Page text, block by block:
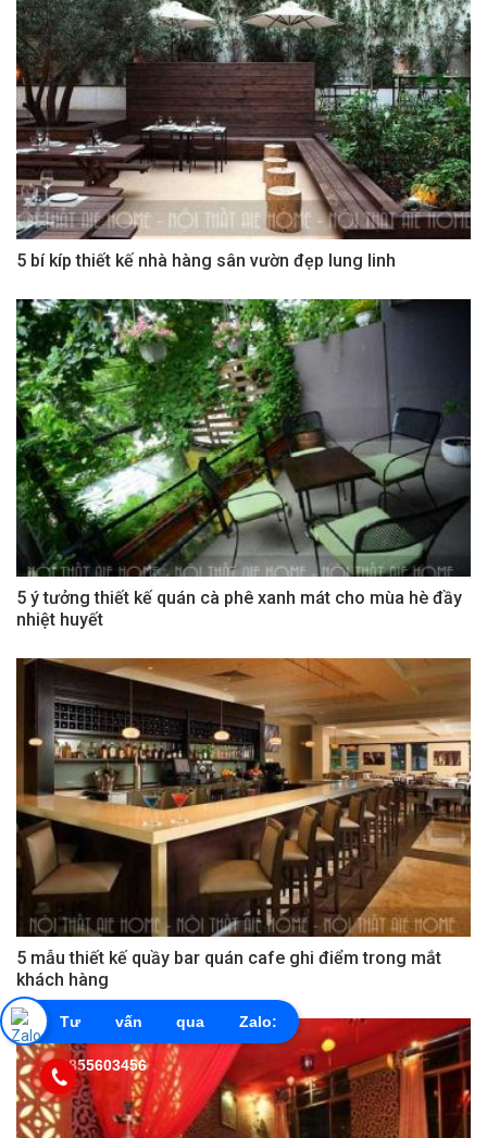
5 bí kíp thiết kế nhà hàng sân vườn đẹp lung linh
5 ý tưởng thiết kế quán cà phê xanh mát cho mùa hè đầy
nhiệt huyết
5 mẫu thiết kế quầy bar quán cafe ghi điểm trong mắt
khách hàng
Tư vấn qua Zalo:
0855603456